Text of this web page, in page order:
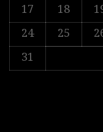
17
18
24
25
31